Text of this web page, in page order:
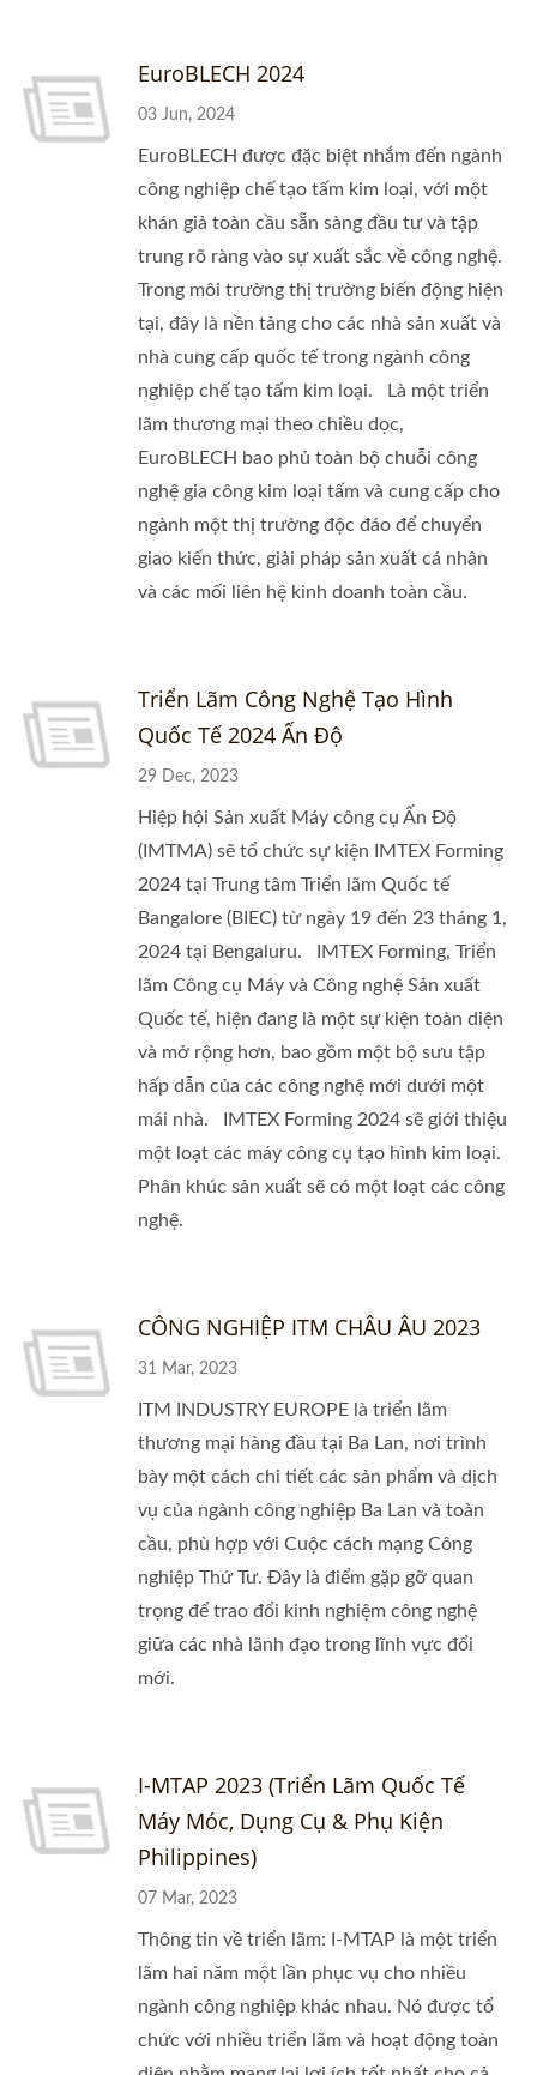
EuroBLECH 2024
03 Jun, 2024
EuroBLECH được đặc biệt nhắm đến ngành
công nghiệp chế tạo tấm kim loại, với một
khán giả toàn cầu sẵn sàng đầu tư và tập
trung rõ ràng vào sự xuất sắc về công nghệ.
Trong môi trường thị trường biến động hiện
tại, đây là nền tảng cho các nhà sản xuất và
nhà cung cấp quốc tế trong ngành công
nghiệp chế tạo tấm kim loại. Là một triển
lãm thương mại theo chiều dọc,
EuroBLECH bao phủ toàn bộ chuỗi công
nghệ gia công kim loại tấm và cung cấp cho
ngành một thị trường độc đáo để chuyển
giao kiến thức, giải pháp sản xuất cá nhân
và các mối liên hệ kinh doanh toàn cầu.
Triển Lãm Công Nghệ Tạo Hình
Quốc Tế 2024 Ấn Độ
29 Dec, 2023
Hiệp hội Sản xuất Máy công cụ Ấn Độ
(IMTMA) sẽ tổ chức sự kiện IMTEX Forming
2024 tại Trung tâm Triển lãm Quốc tế
Bangalore (BIEC) từ ngày 19 đến 23 tháng 1,
2024 tại Bengaluru. IMTEX Forming, Triển
lãm Công cụ Máy và Công nghệ Sản xuất
Quốc tế, hiện đang là một sự kiện toàn diện
và mở rộng hơn, bao gồm một bộ sưu tập
hấp dẫn của các công nghệ mới dưới một
mái nhà. IMTEX Forming 2024 sẽ giới thiệu
một loạt các máy công cụ tạo hình kim loại.
Phân khúc sản xuất sẽ có một loạt các công
nghệ.
CÔNG NGHIỆP ITM CHÂU ÂU 2023
31 Mar, 2023
ITM INDUSTRY EUROPE là triển lãm
thương mại hàng đầu tại Ba Lan, nơi trình
bày một cách chi tiết các sản phẩm và dịch
vụ của ngành công nghiệp Ba Lan và toàn
cầu, phù hợp với Cuộc cách mạng Công
nghiệp Thứ Tư. Đây là điểm gặp gỡ quan
trọng để trao đổi kinh nghiệm công nghệ
giữa các nhà lãnh đạo trong lĩnh vực đổi
mới.
I-MTAP 2023 (Triển Lãm Quốc Tế
Máy Móc, Dụng Cụ & Phụ Kiện
Philippines)
07 Mar, 2023
Thông tin về triển lãm: I-MTAP là một triển
lãm hai năm một lần phục vụ cho nhiều
ngành công nghiệp khác nhau. Nó được tổ
chức với nhiều triển lãm và hoạt động toàn